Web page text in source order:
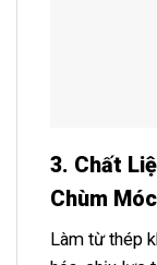
3. Chất
Chùm
Làm từ thép